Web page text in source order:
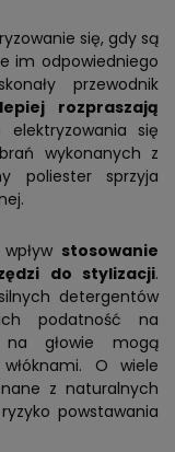
się, gdy są
im odpowiedniego
przewodnik
rozpraszają
elektryzowania się
wykonanych z
poliester sprzyja
stosowanie
do stylizacji.
detergentów
podatność na
na głowie mogą
O wiele
z naturalnych
powstawania